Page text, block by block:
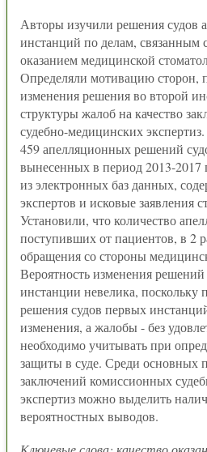
Авторы изучили решения судов
инстанций по делам, связанным
оказанием медицинской
Определяли мотивацию сторон,
изменения решения во второй
структуры жалоб на качество
судебно-медицинских
459 апелляционных решений
вынесенных в период 2013-2017
из электронных баз данных,
экспертов и исковые заявления
Установили, что количество
поступивших от пациентов, в 2
обращения со стороны
Вероятность изменения
инстанции невелика, поскольку
решения судов первых
изменения, а жалобы - без
необходимо учитывать при
защиты в суде. Среди основных
заключений комиссионных
экспертиз можно выделить
вероятностных выводов.